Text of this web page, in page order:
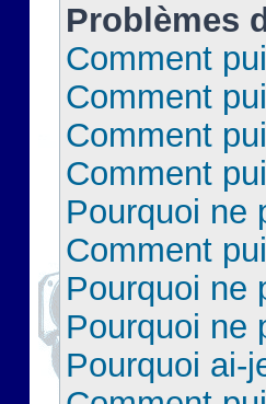
Problèmes
Comment
Comment
Comment
Comment
Pourquoi ne
Comment
Pourquoi ne
Pourquoi ne
Pourquoi ai-